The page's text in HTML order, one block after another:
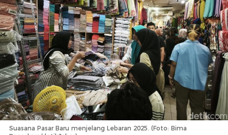
Suasana Pasar Baru menjelang Lebaran 2025. (Foto: Bima